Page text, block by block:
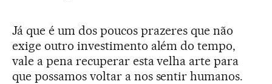
Já que é um dos poucos prazeres que não
exige outro investimento além do tempo,
vale a pena recuperar esta velha arte para
que possamos voltar a nos sentir humanos.